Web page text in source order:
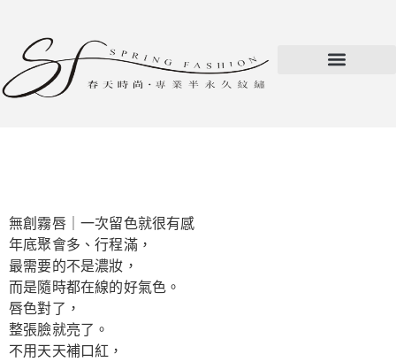
無創霧唇｜一次留色就很有感
年底聚會多、行程滿，
最需要的不是濃妝，
而是隨時都在線的好氣色。
唇色對了，
整張臉就亮了。
不用天天補口紅，